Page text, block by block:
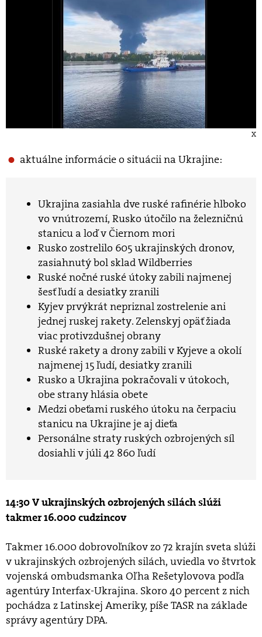
X
aktuálne informácie o situácii na Ukrajine:
Ukrajina zasiahla dve ruské rafinérie hlboko
vo vnútrozemí, Rusko útočilo na železničnú
stanicu a loď v Čiernom mori
Rusko zostrelilo 605 ukrajinských dronov,
zasiahnutý bol sklad Wildberries
Ruské nočné ruské útoky zabili najmenej
šesť ľudí a desiatky zranili
Kyjev prvýkrát nepriznal zostrelenie ani
jednej ruskej rakety. Zelenskyj opäť žiada
viac protivzdušnej obrany
Ruské rakety a drony zabili v Kyjeve a okolí
najmenej 15 ľudí, desiatky zranili
Rusko a Ukrajina pokračovali v útokoch,
obe strany hlásia obete
Medzi obeťami ruského útoku na čerpaciu
stanicu na Ukrajine je aj dieťa
Personálne straty ruských ozbrojených síl
dosiahli v júli 42 860 ľudí
14:30 V ukrajinských ozbrojených silách slúži
takmer 16.000 cudzincov
Takmer 16.000 dobrovoľníkov zo 72 krajín sveta slúži
v ukrajinských ozbrojených silách, uviedla vo štvrtok
vojenská ombudsmanka Oľha Rešetylovova podľa
agentúry Interfax-Ukrajina. Skoro 40 percent z nich
pochádza z Latinskej Ameriky, píše TASR na základe
správy agentúry DPA.